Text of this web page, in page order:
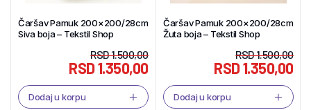
Čaršav Pamuk 200×200/28cm
Siva boja – Tekstil Shop
RSD1.500,00
RSD1.350,00
Dodaj u korpu
Čaršav Pamuk 200×200/28cm
Žuta boja – Tekstil Shop
RSD1.500,00
RSD1.350,00
Dodaj u korpu